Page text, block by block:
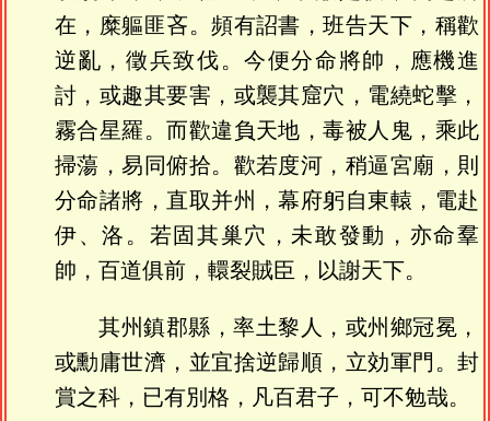
在，糜軀匪吝。頻有詔書，班告天下，稱歡
逆亂，徵兵致伐。今便分命將帥，應機進
討，或趣其要害，或襲其窟穴，電繞蛇擊，
霧合星羅。而歡違負天地，毒被人鬼，乘此
掃蕩，易同俯拾。歡若度河，稍逼宮廟，則
分命諸將，直取并州，幕府躬自東轅，電赴
伊、洛。若固其巢穴，未敢發動，亦命羣
帥，百道俱前，轘裂賊臣，以謝天下。
其州鎮郡縣，率土黎人，或州鄉冠冕，
或勳庸世濟，並宜捨逆歸順，立効軍門。封
賞之科，已有別格，凡百君子，可不勉哉。